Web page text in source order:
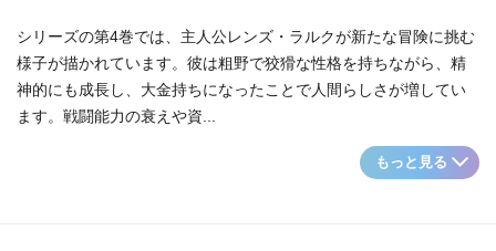
シリーズの第4巻では、主人公レンズ・ラルクが新たな冒険に挑む
様子が描かれています。彼は粗野で狡猾な性格を持ちながら、精
神的にも成長し、大金持ちになったことで人間らしさが増してい
ます。戦闘能力の衰えや資...
もっと見る